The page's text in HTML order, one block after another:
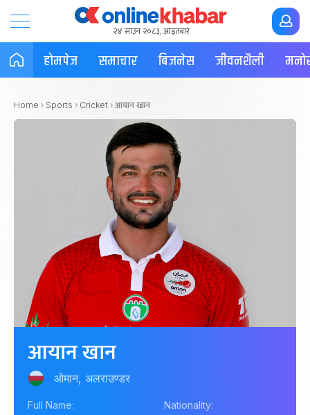
२४ साउन २०८३, आइतबार
होमपेज समाचार बिजनेस जीवनशैली
Home › Sports › Cricket › आयान खान
आयान खान
ओमान, अलराउण्डर
Full Name:
Nationality: